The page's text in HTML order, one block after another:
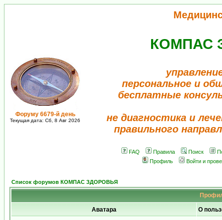
Форуму 6679-й день
Текущая дата: Сб, 8 Авг 2026
КОМПАС
персональное и
бесплатные
не диагностика и
правильного
FAQ Правила Поиск
Профиль
Войти и
Список форумов КОМПАС ЗДОРОВЬЯ
Аватара О